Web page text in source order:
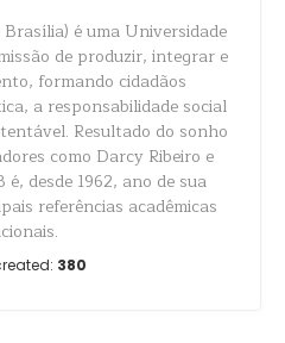
é uma Universidade
de produzir, integrar e
formando cidadãos
a responsabilidade social
Resultado do sonho
como Darcy Ribeiro e
desde 1962, ano de sua
referências acadêmicas
380